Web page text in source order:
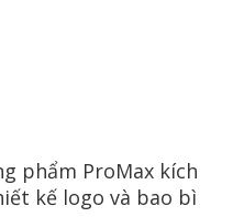
phẩm ProMax kích
kế logo và bao bì